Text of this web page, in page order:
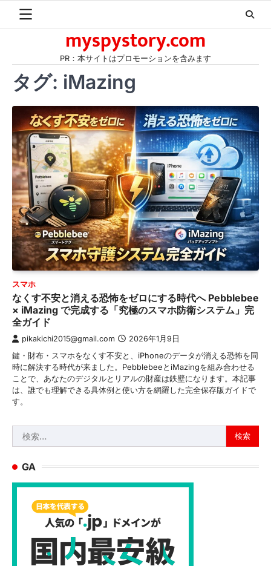
myspystory.com
PR：本サイトはプロモーションを含みます
タグ: iMazing
スマホ
なくす不安と消える恐怖をゼロにする時代へ Pebblebee
× iMazing で完成する「究極のスマホ防衛システム」完
全ガイド
pikakichi2015@gmail.com 2026年1月9日
鍵・財布・スマホをなくす不安と、iPhoneのデータが消える恐怖を同
時に解決する時代が来ました。PebblebeeとiMazingを組み合わせる
ことで、あなたのデジタルとリアルの財産は鉄壁になります。本記事
は、誰でも理解できる具体例と使い方を網羅した完全保存版ガイドで
す。
索:
GA